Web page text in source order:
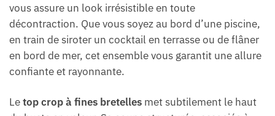
vous assure un look irrésistible en toute
décontraction. Que vous soyez au bord d’une piscine,
en train de siroter un cocktail en terrasse ou de flâner
en bord de mer, cet ensemble vous garantit une allure
confiante et rayonnante.
Letop crop à fines bretelles met subtilement le haut